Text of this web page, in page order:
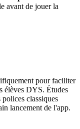
avant de jouer la
pour faciliter
élèves DYS. Études
polices classiques
lancement de l'app.